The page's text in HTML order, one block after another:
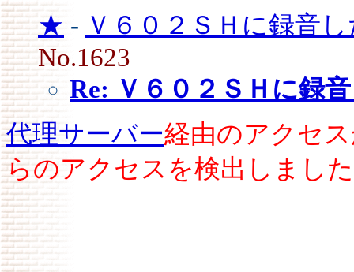
★ - Ｖ６０２ＳＨに録音
No.1623
Re: Ｖ６０２ＳＨに録
代理サーバー経由のアクセ
らのアクセスを検出しまし